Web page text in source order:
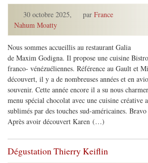
30 octobre 2025, par France
Nahum Moatty
Nous sommes accueillis au restaurant Galia
de Maxim Godigna. Il propose une cuisine
franco- vénézuéliennes. Référence au Gault et
découvert, il y a de nombreuses années et en
souvenir. Cette année encore il a su nous
menu spécial chocolat avec une cuisine créative
sublimés par des touches sud-américaines.
Après avoir découvert Karen (…)
Dégustation Thierry Keiflin